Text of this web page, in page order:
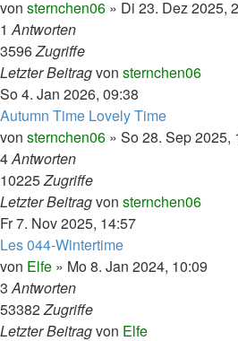
von sternchen06 » Di 23. Dez 2025,
1Antworten
3596Zugriffe
Letzter Beitragvon sternchen06
So 4. Jan 2026, 09:38
Autumn Time Lovely Time
von sternchen06 » So 28. Sep 2025,
4Antworten
10225Zugriffe
Letzter Beitragvon sternchen06
Fr 7. Nov 2025, 14:57
Les 044-Wintertime
von Elfe » Mo 8. Jan 2024, 10:09
3Antworten
53382Zugriffe
Letzter Beitragvon Elfe